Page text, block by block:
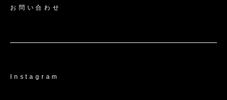
Instagram
お問い合わせ